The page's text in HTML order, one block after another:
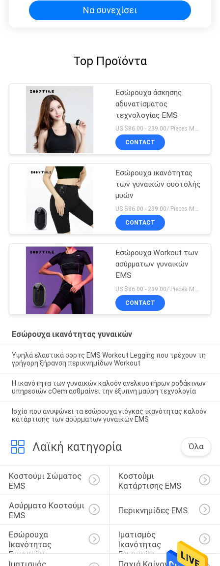
Να συνεχίσει
Top Προϊόντα
Εσώρουχα άσκησης
αδυνατίσματος
τεχνολογίας EMS
US $86.00 - 239.00/ Pieces MOQ:1pieces
CONTACT
Εσώρουχα ικανότητας
των γυναικών συστολής
μυών
US $86.00 - 239.00/ Pieces MOQ:1pieces
CONTACT
Εσώρουχα Workout των
ασύρματων γυναικών
EMS
US $86.00 - 239.00/ Pieces MOQ:1pieces
CONTACT
Εσώρουχα ικανότητας γυναικών
Υψηλά ελαστικά σορτς EMS Workout Legging που τρέχουν τη
γρήγορη ξήρανση περικνημίδων Workout
Η ικανότητα των γυναικών καλσόν ανελκυστήρων ροδάκινων
υπηρεσιών cOem ασθμαίνει την έξυπνη μαύρη τεχνολογία
Ισχίο που ανυψώνει τα εσώρουχα γιόγκας ικανότητας καλσόν
κατάρτισης των ασύρματων γυναικών EMS
Λαϊκή κατηγορία Όλα
Κοστούμι Σώματος
EMS
Κοστούμι
Κατάρτισης EMS
Ασύρματο Κοστούμι
EMS
Περικνημίδες EMS
Εσώρουχα
Ικανότητας
Γυναικών
Ιματισμός
Ικανότητας
Γυναικών